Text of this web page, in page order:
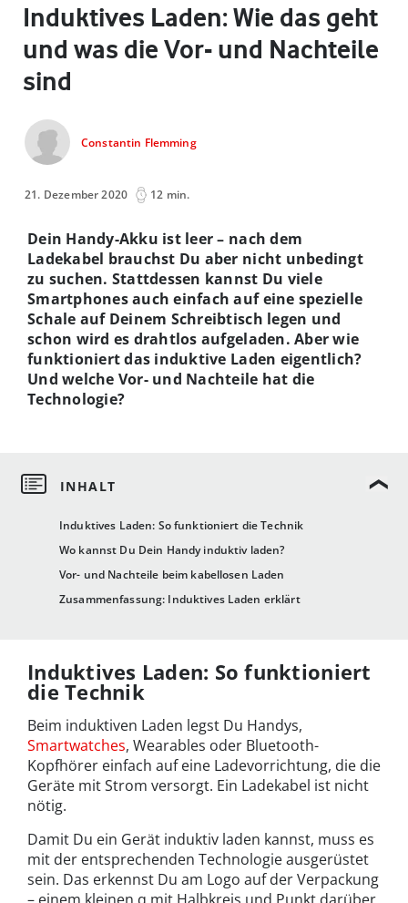
Induktives Laden: Wie das geht
und was die Vor- und Nachteile
sind
Constantin Flemming
21. Dezember 2020 12 min.
Induktives Laden: So funktioniert die Technik
Wo kannst Du Dein Handy induktiv laden?
Vor- und Nachteile beim kabellosen Laden
Zusammenfassung: Induktives Laden erklärt
Dein Handy-Akku ist leer – nach dem
Ladekabel brauchst Du aber nicht unbedingt
zu suchen. Stattdessen kannst Du viele
Smartphones auch einfach auf eine spezielle
Schale auf Deinem Schreibtisch legen und
schon wird es drahtlos aufgeladen. Aber wie
funktioniert das induktive Laden eigentlich?
Und welche Vor- und Nachteile hat die
Technologie?
Induktives Laden: So funktioniert
die Technik
Beim induktiven Laden legst Du Handys,
Smartwatches, Wearables oder Bluetooth-
Kopfhörer einfach auf eine Ladevorrichtung, die die
Geräte mit Strom versorgt. Ein Ladekabel ist nicht
nötig.
Damit Du ein Gerät induktiv laden kannst, muss es
mit der entsprechenden Technologie ausgerüstet
sein. Das erkennst Du am Logo auf der Verpackung